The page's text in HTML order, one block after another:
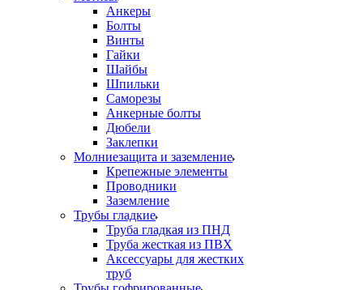
Анкеры
Болты
Винты
Гайки
Шайбы
Шпильки
Саморезы
Анкерные болты
Дюбели
Заклепки
Молниезащита и заземление
Крепежные элементы
Проводники
Заземление
Трубы гладкие
Труба гладкая из ПНД
Труба жесткая из ПВХ
Аксессуары для жестких
труб